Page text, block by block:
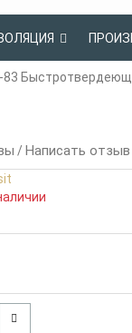
83
/ Написать отзыв